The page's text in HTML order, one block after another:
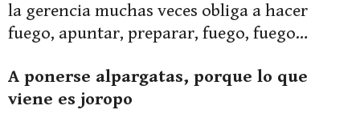
la gerencia muchas veces obliga a hacer
fuego, apuntar, preparar, fuego, fuego…
A ponerse alpargatas, porque lo que
viene es joropo